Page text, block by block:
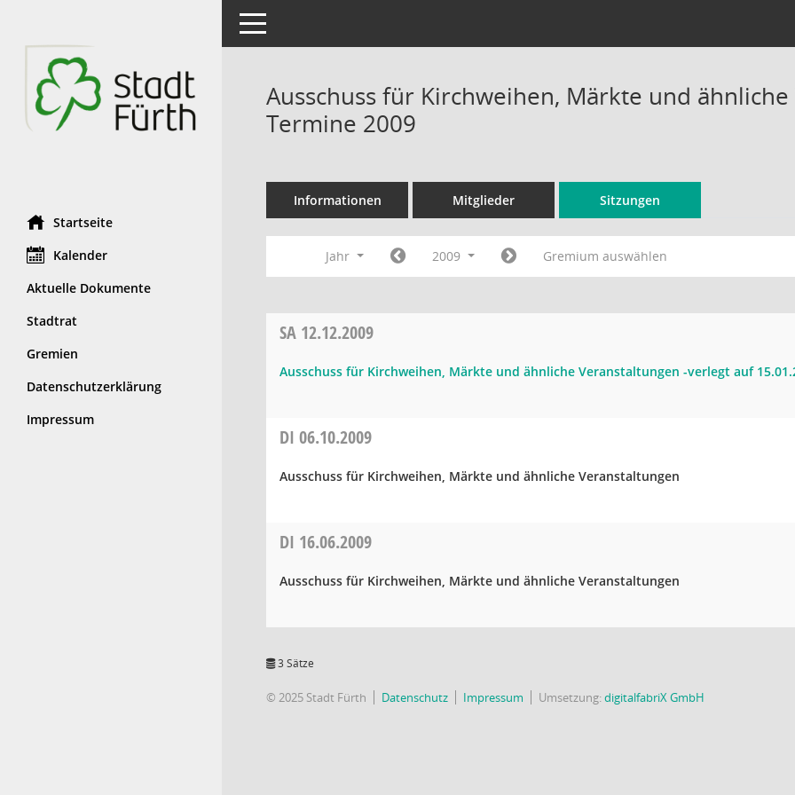
Startseite
Kalender
Aktuelle Dokumente
Stadtrat
Gremien
Datenschutzerklärung
Impressum
Toggle navigation
Ausschuss für Kirchweihen, Märkte und
Termine 2009
Informationen Mitglieder Sitzungen
Jahr 2009 Gremium auswählen
SA 12.12.2009
Ausschuss für Kirchweihen, Märkte und ähnliche Veranstaltungen -verlegt auf
DI 06.10.2009
Ausschuss für Kirchweihen, Märkte und ähnliche Veranstaltungen
DI 16.06.2009
Ausschuss für Kirchweihen, Märkte und ähnliche Veranstaltungen
3 Sätze
© 2025 Stadt Fürth Datenschutz Impressum Umsetzung:digitalfabriX GmbH